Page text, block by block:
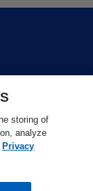
storing of
analyze
Privacy